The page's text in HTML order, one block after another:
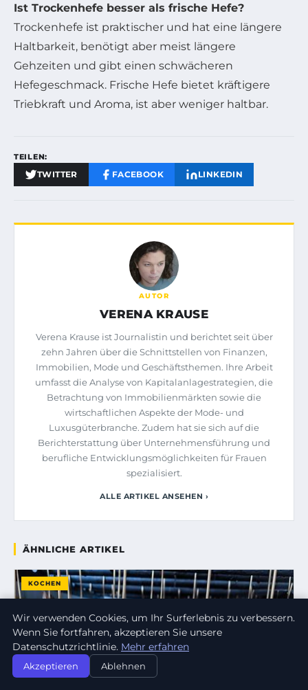
Ist Trockenhefe besser als frische Hefe?
Trockenhefe ist praktischer und hat eine längere
Haltbarkeit, benötigt aber meist längere
Gehzeiten und gibt einen schwächeren
Hefegeschmack. Frische Hefe bietet kräftigere
Triebkraft und Aroma, ist aber weniger haltbar.
TEILEN:
TWITTER FACEBOOK LINKEDIN
AUTOR
VERENA KRAUSE
Verena Krause ist Journalistin und berichtet seit über
zehn Jahren über die Schnittstellen von Finanzen,
Immobilien, Mode und Geschäftsthemen. Ihre Arbeit
umfasst die Analyse von Kapitalanlagestrategien, die
Betrachtung von Immobilienmärkten sowie die
wirtschaftlichen Aspekte der Mode- und
Luxusgüterbranche. Zudem hat sie sich auf die
Berichterstattung über Unternehmensführung und
berufliche Entwicklungsmöglichkeiten für Frauen
spezialisiert.
ALLE ARTIKEL ANSEHEN ›
ÄHNLICHE ARTIKEL
KOCHEN
Wir verwenden Cookies, um Ihr Surferlebnis zu verbessern.
Wenn Sie fortfahren, akzeptieren Sie unsere
Datenschutzrichtlinie. Mehr erfahren
Akzeptieren Ablehnen